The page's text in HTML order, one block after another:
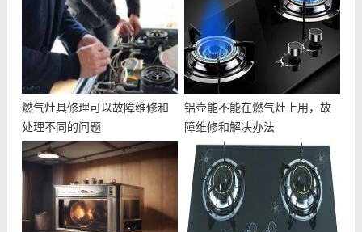
燃气灶具修理可以故障维修和
处理不同的问题
铝壶能不能在燃气灶上用，故
障维修和解决办法